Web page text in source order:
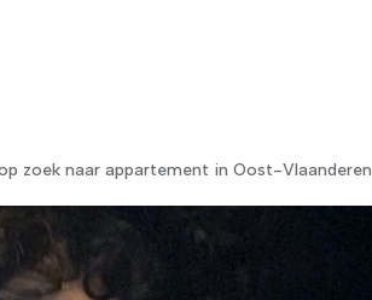
zoek naar appartement in Oost-Vlaanderen